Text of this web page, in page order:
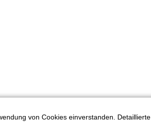
von Cookies einverstanden. Detaillierte